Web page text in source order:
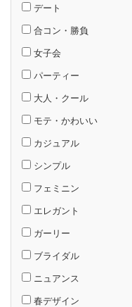
デート
合コン・勝負
女子会
パーティー
大人・クール
モテ・かわいい
カジュアル
シンプル
フェミニン
エレガント
ガーリー
ブライダル
ニュアンス
春デザイン